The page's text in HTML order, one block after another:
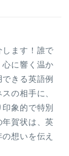
ます！誰で
心に響く温か
きる英語例
の相手に、
象的で特別
賀状は、英
想いを伝え